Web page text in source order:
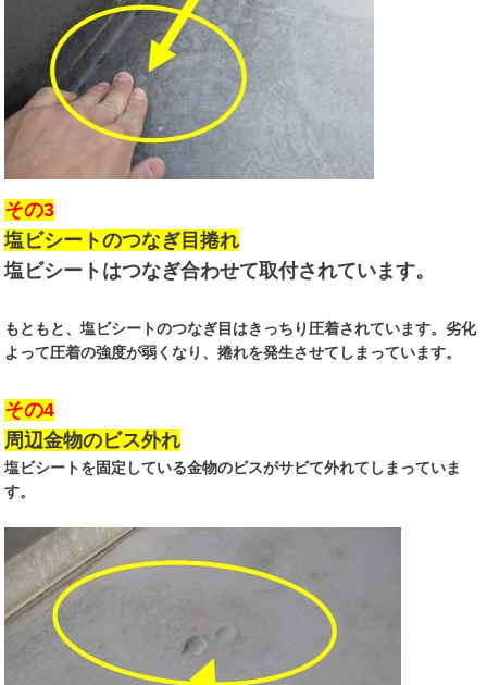
その3
塩ビシートのつなぎ目捲れ
塩ビシートはつなぎ合わせて取付されています。
もともと、塩ビシートのつなぎ目はきっちり圧着されています。劣化
よって圧着の強度が弱くなり、捲れを発生させてしまっています。
その4
周辺金物のビス外れ
塩ビシートを固定している金物のビスがサビて外れてしまっていま
す。